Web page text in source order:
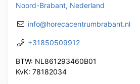
Noord-Brabant, Nederland
info@horecacentrumbrabant.nl
+31850509912
BTW: NL861293460B01
KvK: 78182034